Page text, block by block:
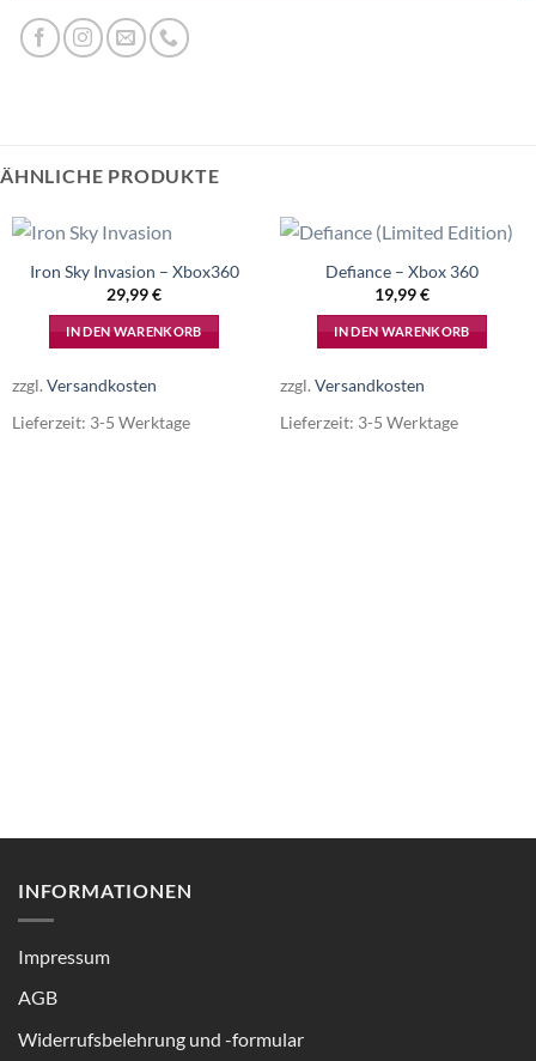
ÄHNLICHE PRODUKTE
Iron Sky Invasion – Xbox360
29,99€
IN DEN WARENKORB
zzgl.Versandkosten
Lieferzeit: 3-5 Werktage
Defiance – Xbox 360
19,99€
IN DEN WARENKORB
zzgl.Versandkosten
Lieferzeit: 3-5 Werktage
INFORMATIONEN
Impressum
AGB
Widerrufsbelehrung und -formular